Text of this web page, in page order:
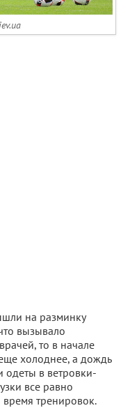
на разминку
вызывало
то в начале
холоднее, а дождь
одеты в ветровки-
все равно
время тренировок.